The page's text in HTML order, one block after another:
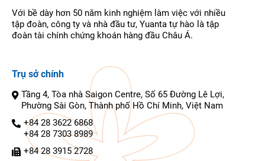
Với bề dày hơn 50 năm kinh nghiệm làm việc với nhiều
tập đoàn, công ty và nhà đầu tư, Yuanta tự hào là tập
đoàn tài chính chứng khoán hàng đầu Châu Á.
Trụ sở chính
Tầng 4, Tòa nhà Saigon Centre, Số 65 Đường Lê Lợi,
Phường Sài Gòn, Thành phố Hồ Chí Minh, Việt Nam
+84 28 3622 6868
+84 28 7303 8989
+84 28 3915 2728